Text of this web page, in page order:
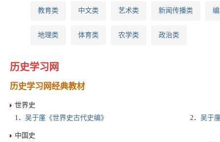
教育类 中文类 艺术类 新闻传播类
地理类 体育类 农学类 政治类
历史学习网
历史学习网经典教材
世界史
1． 吴于廑《世界史古代史编》 2． 吴于
中国史